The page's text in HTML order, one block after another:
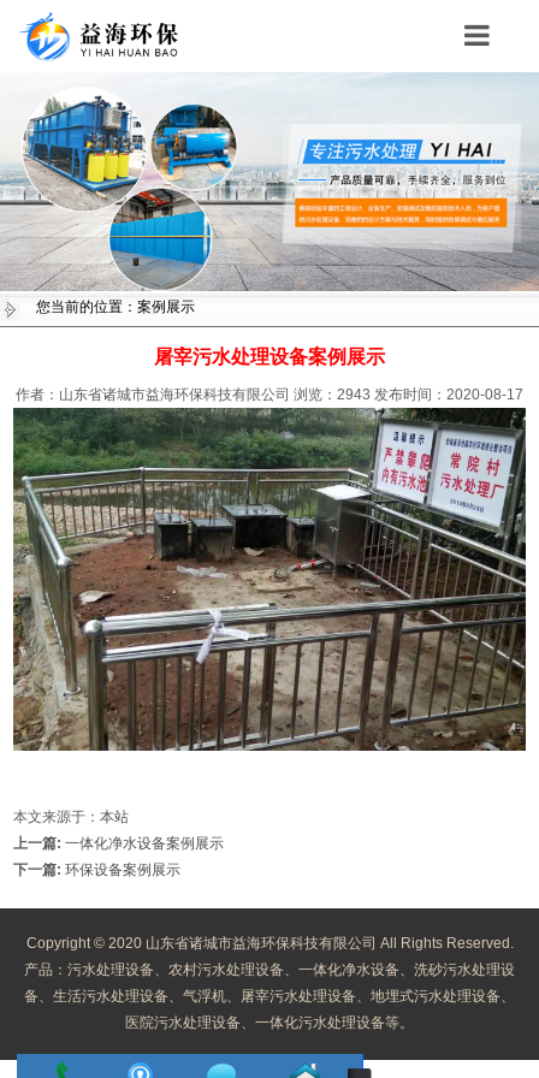
Toggle
您当前的位置：案例展示
屠宰污水处理设备案例展示
作者：山东省诸城市益海环保科技有限公司 浏览： 2943 发布时间：2020-08-17
本文来源于：本站
上一篇:一体化净水设备案例展示
下一篇:环保设备案例展示
Copyright © 2020 山东省诸城市益海环保科技有限公司 All Rights Reserved.
产品：污水处理设备、农村污水处理设备、一体化净水设备、洗砂污水处理设
备、生活污水处理设备、气浮机、屠宰污水处理设备、地埋式污水处理设备、
医院污水处理设备、一体化污水处理设备等。